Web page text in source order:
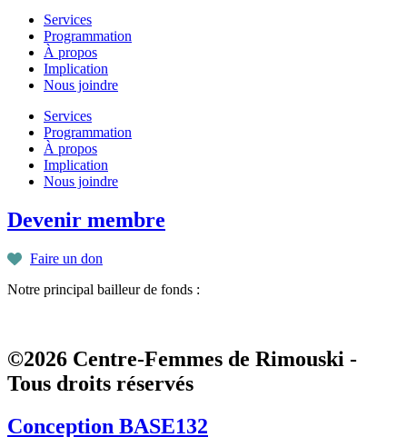
Services
Programmation
À propos
Implication
Nous joindre
Services
Programmation
À propos
Implication
Nous joindre
Devenir membre
Faire un don
Notre principal bailleur de fonds :
©2026 Centre-Femmes de Rimouski -
Tous droits réservés
Conception BASE132